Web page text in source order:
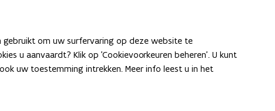
om uw surfervaring op deze website te
u aanvaardt? Klik op 'Cookievoorkeuren beheren'. U kunt
uw toestemming intrekken. Meer info leest u in het